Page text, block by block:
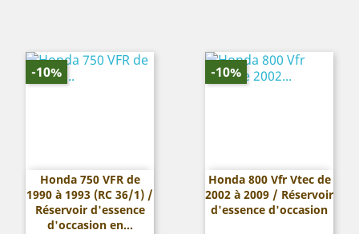
Honda 750 VFR de
1990 à 1993 (RC 36/1) /
Réservoir d'essence
d'occasion en...
-10%
Honda 800 Vfr Vtec de
2002 à 2009 / Réservoir
d'essence d'occasion
-10%